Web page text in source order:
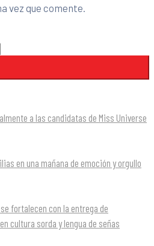
vez que comente.
a las candidatas de Miss Universe
en una mañana de emoción y orgullo
fortalecen con la entrega de
cultura sorda y lengua de señas